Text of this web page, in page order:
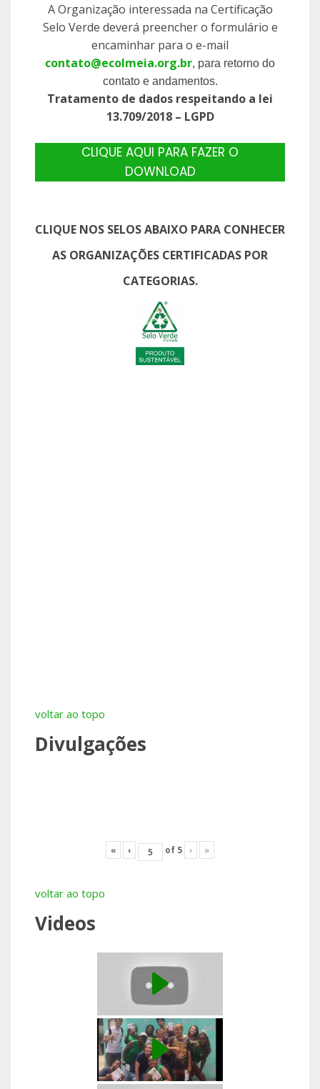
A Organização interessada na Certificação
Selo Verde deverá preencher o formulário e
encaminhar para o e-mail
contato@ecolmeia.org.br, para retorno do
contato e andamentos.
Tratamento de dados respeitando a lei
13.709/2018 – LGPD
CLIQUE AQUI PARA FAZER O
DOWNLOAD
CLIQUE NOS SELOS ABAIXO PARA CONHECER
AS ORGANIZAÇÕES CERTIFICADAS POR
CATEGORIAS.
voltar ao topo
Divulgações
« ‹ of 5 › »
voltar ao topo
Videos